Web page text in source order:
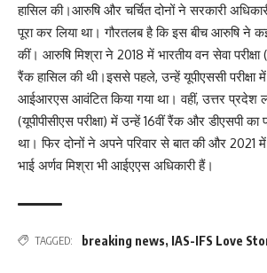
हासिल की।आरुषि और चर्चित दोनों ने सरकारी
पूरा कर लिया था। गौरतलब है कि इस बीच आरुषि ने कई
कीं। आरुषि मिश्रा ने 2018 में भारतीय वन सेवा
रैंक हासिल की थी।इससे पहले, उन्हें यूपीएससी
आईआरएस आवंटित किया गया था। वहीं, उत्तर प्रदेश
(यूपीपीसीएस परीक्षा) में उन्हें 16वीं रैंक और डीएसपी
था। फिर दोनों ने अपने परिवार से बात की और 2021
भाई अर्णव मिश्रा भी आईएएस अधिकारी हैं।
TAGGED: breaking news, IAS-IFS Love